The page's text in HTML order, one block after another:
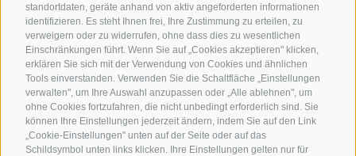
standortdaten, geräte anhand von aktiv angeforderten informationen
identifizieren. Es steht Ihnen frei, Ihre Zustimmung zu erteilen, zu
verweigern oder zu widerrufen, ohne dass dies zu wesentlichen
Einschränkungen führt. Wenn Sie auf „Cookies akzeptieren" klicken,
erklären Sie sich mit der Verwendung von Cookies und ähnlichen
Tools einverstanden. Verwenden Sie die Schaltfläche „Einstellungen
verwalten", um Ihre Auswahl anzupassen oder „Alle ablehnen", um
ohne Cookies fortzufahren, die nicht unbedingt erforderlich sind. Sie
können Ihre Einstellungen jederzeit ändern, indem Sie auf den Link
„Cookie-Einstellungen" unten auf der Seite oder auf das
Schildsymbol unten links klicken. Ihre Einstellungen gelten nur für